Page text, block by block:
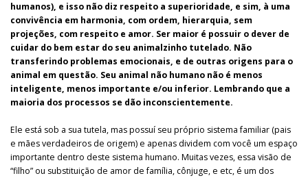
humanos), e isso não diz respeito a superioridade, e sim, à uma
convivência em harmonia, com ordem, hierarquia, sem
projeções, com respeito e amor. Ser maior é possuir o dever de
cuidar do bem estar do seu animalzinho tutelado. Não
transferindo problemas emocionais, e de outras origens para o
animal em questão. Seu animal não humano não é menos
inteligente, menos importante e/ou inferior. Lembrando que a
maioria dos processos se dão inconscientemente.
Ele está sob a sua tutela, mas possuí seu próprio sistema familiar (pais
e mães verdadeiros de origem) e apenas dividem com você um espaço
importante dentro deste sistema humano. Muitas vezes, essa visão de
“filho” ou substituição de amor de família, cônjuge, e etc, é um dos